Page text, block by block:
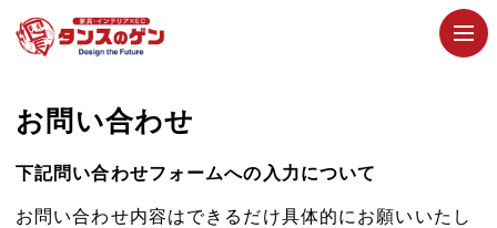
お問い合わせ
下記問い合わせフォームへの入力について
お問い合わせ内容はできるだけ具体的にお願いいたし